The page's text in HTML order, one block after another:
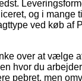
og i mange
ved køb af
over at vælge
hvor du
pebret, men